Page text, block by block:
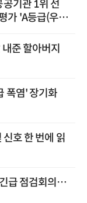
기관 1위 선
'A등급(우수)'
준 할아버지
폭염' 장기화
호 한 번에 읽
급 점검회의…